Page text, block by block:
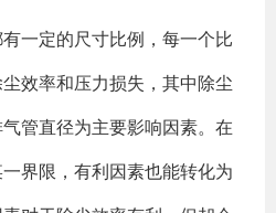
一定的尺寸比例，每一个比
效率和压力损失，其中除尘
管直径为主要影响因素。在
界限，有利因素也能转化为